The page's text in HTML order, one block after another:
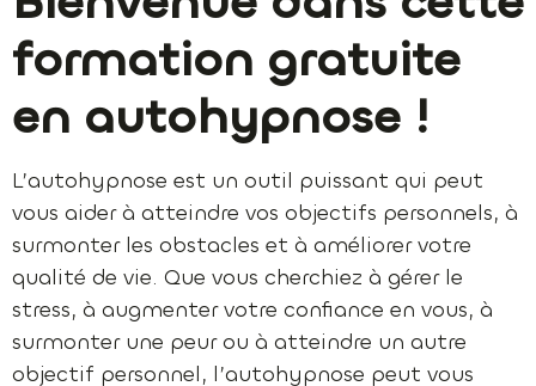
formation gratuite
en autohypnose !
L’autohypnose est un outil puissant qui peut
vous aider à atteindre vos objectifs personnels, à
surmonter les obstacles et à améliorer votre
qualité de vie. Que vous cherchiez à gérer le
stress, à augmenter votre confiance en vous, à
surmonter une peur ou à atteindre un autre
objectif personnel, l’autohypnose peut vous